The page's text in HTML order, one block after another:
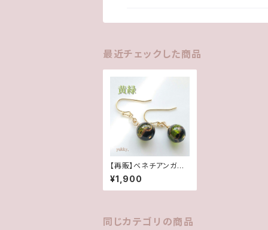
最近チェックした商品
【再販】ベネチアンガラ
スビーズ＊ピアス/イヤ
リング(黄緑)
¥1,900
同じカテゴリの商品